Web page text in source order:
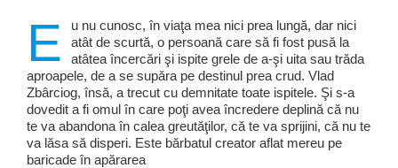
E
u nu cunosc, în viaţa mea nici prea lungă, dar nici
atât de scurtă, o persoană care să fi fost pusă la
atâtea încercări şi ispite grele de a-şi uita sau trăda
aproapele, de a se supăra pe destinul prea crud. Vlad
Zbârciog, însă, a trecut cu demnitate toate ispitele. Şi s-a
dovedit a fi omul în care poţi avea încredere deplină că nu
te va abandona în calea greutăţilor, că te va sprijini, că nu te
va lăsa să disperi. Este bărbatul creator aflat mereu pe
baricade în apărarea